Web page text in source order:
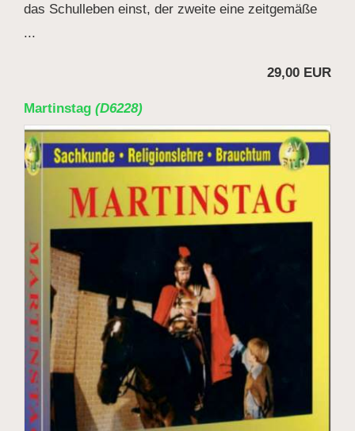
das Schulleben einst, der zweite eine zeitgemäße
...
29,00 EUR
Martinstag (D6228)